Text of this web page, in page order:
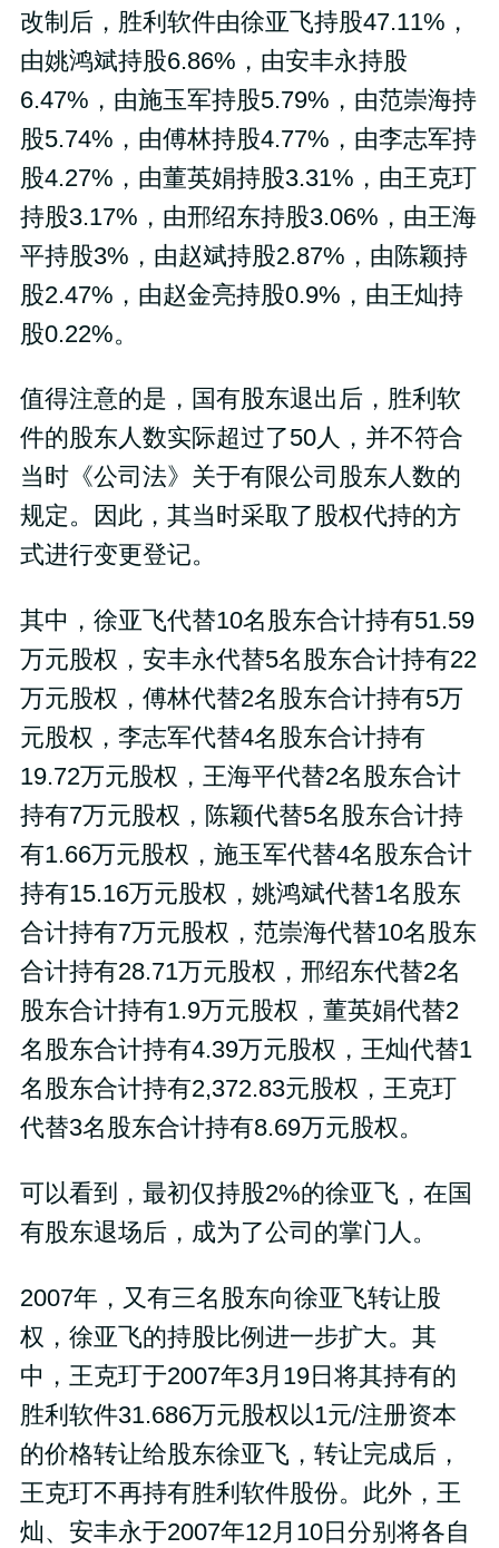
改制后，胜利软件由徐亚飞持股47.11%，
由姚鸿斌持股6.86%，由安丰永持股
6.47%，由施玉军持股5.79%，由范崇海持
股5.74%，由傅林持股4.77%，由李志军持
股4.27%，由董英娟持股3.31%，由王克玎
持股3.17%，由邢绍东持股3.06%，由王海
平持股3%，由赵斌持股2.87%，由陈颖持
股2.47%，由赵金亮持股0.9%，由王灿持
股0.22%。
值得注意的是，国有股东退出后，胜利软
件的股东人数实际超过了50人，并不符合
当时《公司法》关于有限公司股东人数的
规定。因此，其当时采取了股权代持的方
式进行变更登记。
其中，徐亚飞代替10名股东合计持有51.59
万元股权，安丰永代替5名股东合计持有22
万元股权，傅林代替2名股东合计持有5万
元股权，李志军代替4名股东合计持有
19.72万元股权，王海平代替2名股东合计
持有7万元股权，陈颖代替5名股东合计持
有1.66万元股权，施玉军代替4名股东合计
持有15.16万元股权，姚鸿斌代替1名股东
合计持有7万元股权，范崇海代替10名股东
合计持有28.71万元股权，邢绍东代替2名
股东合计持有1.9万元股权，董英娟代替2
名股东合计持有4.39万元股权，王灿代替1
名股东合计持有2,372.83元股权，王克玎
代替3名股东合计持有8.69万元股权。
可以看到，最初仅持股2%的徐亚飞，在国
有股东退场后，成为了公司的掌门人。
2007年，又有三名股东向徐亚飞转让股
权，徐亚飞的持股比例进一步扩大。其
中，王克玎于2007年3月19日将其持有的
胜利软件31.686万元股权以1元/注册资本
的价格转让给股东徐亚飞，转让完成后，
王克玎不再持有胜利软件股份。此外，王
灿、安丰永于2007年12月10日分别将各自